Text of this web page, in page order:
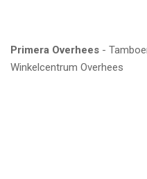
Primera Overhees -
Winkelcentrum Overhees